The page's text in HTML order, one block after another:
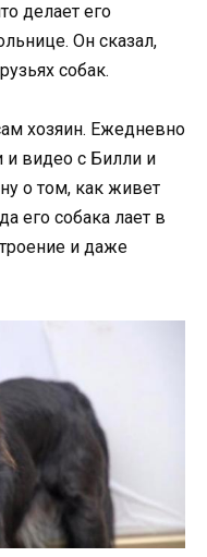
делает его
Он сказал,
собак.
хозяин. Ежедневно
видео с Билли и
о том, как живет
его собака лает в
и даже